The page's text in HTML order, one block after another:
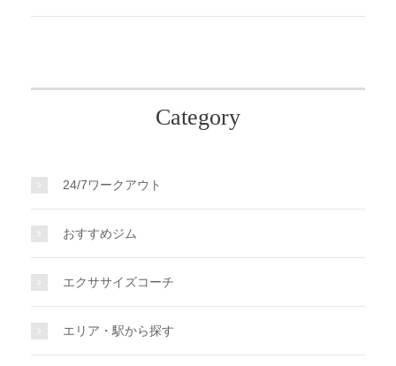
Category
24/7ワークアウト
おすすめジム
エクササイズコーチ
エリア・駅から探す